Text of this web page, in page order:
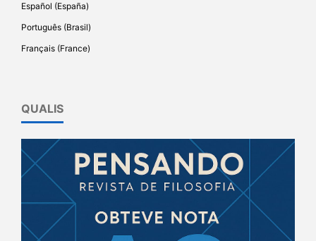
Español (España)
Português (Brasil)
Français (France)
QUALIS